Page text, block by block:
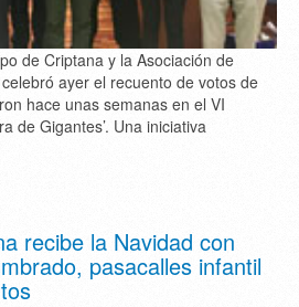
de Criptana y la Asociación de
ayer el recuento de votos de
hace unas semanas en el VI
de Gigantes’. Una iniciativa
recibe la Navidad con
pasacalles infantil